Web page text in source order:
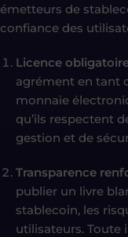
émetteurs de
confiance des
Licence
agrément en tant
monnaie
qu’ils respectent
gestion et de
Transparence
publier un livre
stablecoin, les
utilisateurs. Toute